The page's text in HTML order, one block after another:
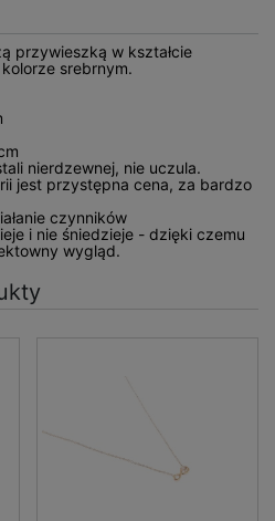
przywieszką w kształcie
srebrnym.
nierdzewnej, nie uczula.
jest przystępna cena, za bardzo
czynników
i nie śniedzieje - dzięki czemu
wygląd.